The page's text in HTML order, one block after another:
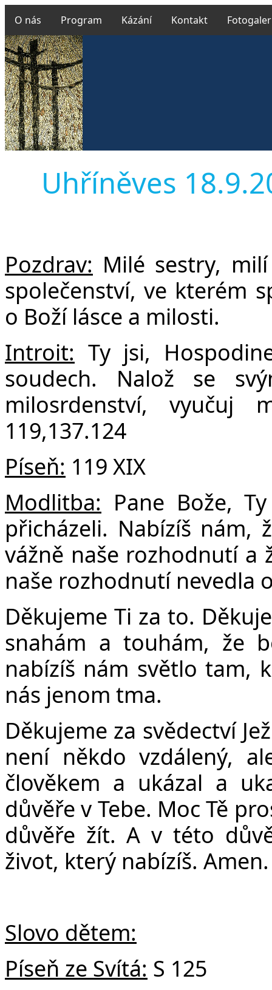
O nás Program Kázání Kontakt
Uhříněves
Pozdrav: Milé sestry,
společenství, ve kterém
o Boží lásce a milosti.
Introit: Ty jsi,
soudech. Nalož se
milosrdenství,
119,137.124
Píseň: 119 XIX
Modlitba: Pane Bože,
přicházeli. Nabízíš nám,
vážně naše rozhodnutí a
naše rozhodnutí nevedla
Děkujeme Ti za to.
snahám a touhám, že
nabízíš nám světlo tam,
nás jenom tma.
Děkujeme za svědectví
není někdo vzdálený,
člověkem a ukázal a
důvěře v Tebe. Moc Tě
důvěře žít. A v této
život, který nabízíš. Amen.
Slovo dětem:
Píseň ze Svítá: S 125